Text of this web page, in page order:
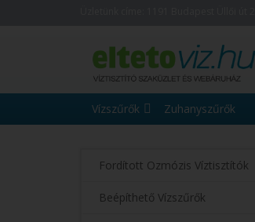
Vízszűrők Zuhanyszűrők
Fordított Ozmózis Víztisztítók
Beépíthető Vízszűrők